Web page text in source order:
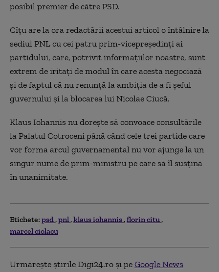
posibil premier de către PSD.
Cîțu are la ora redactării acestui articol o întâlnire la
sediul PNL cu cei patru prim-vicepreședinți ai
partidului, care, potrivit informațiilor noastre, sunt
extrem de iritați de modul în care acesta negociază
și de faptul că nu renunță la ambiția de a fi șeful
guvernului și la blocarea lui Nicolae Ciucă.
Klaus Iohannis nu dorește să convoace consultările
la Palatul Cotroceni până când cele trei partide care
vor forma arcul guvernamental nu vor ajunge la un
singur nume de prim-ministru pe care să îl susțină
în unanimitate.
Etichete: psd pnl klaus iohannis florin citu
marcel ciolacu
Urmărește știrile Digi24.ro și peGoogle News